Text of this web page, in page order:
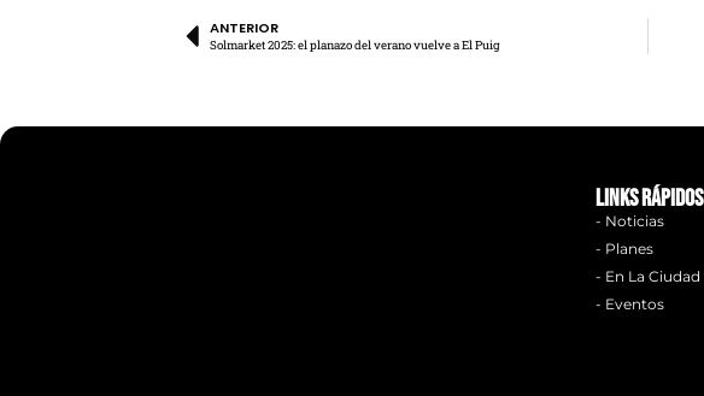
ANTERIOR
Solmarket 2025: el planazo del verano vuelve a El Puig
links rápidos
- Noticias
- Planes
- En La Ciudad
- Eventos